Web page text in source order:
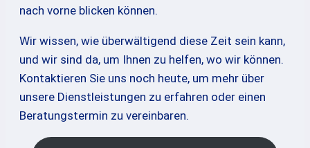
nach vorne blicken können.
Wir wissen, wie überwältigend diese Zeit sein kann,
und wir sind da, um Ihnen zu helfen, wo wir können.
Kontaktieren Sie uns noch heute, um mehr über
unsere Dienstleistungen zu erfahren oder einen
Beratungstermin zu vereinbaren.